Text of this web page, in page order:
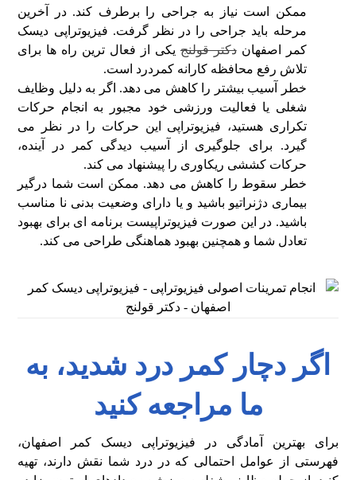
ممکن است نیاز به جراحی را برطرف کند. در آخرین
مرحله باید جراحی را در نظر گرفت. فیزیوتراپی دیسک
کمر اصفهاندکتر قولنجیکی از فعال ترین راه ها برای
تلاش رفع محافظه کارانه کمردرد است.
خطر آسیب بیشتر را کاهش می دهد. اگر به دلیل وظایف
شغلی یا فعالیت ورزشی خود مجبور به انجام حرکات
تکراری هستید، فیزیوتراپی این حرکات را در نظر می
گیرد. برای جلوگیری از آسیب دیدگی کمر در آینده،
حرکات کششی ریکاوری را پیشنهاد می کند.
خطر سقوط را کاهش می دهد. ممکن است شما درگیر
بیماری دژنراتیو باشید و یا دارای وضعیت بدنی نا مناسب
باشید. در این صورت فیزیوتراپیست برنامه ای برای بهبود
تعادل شما و همچنین بهبود هماهنگی طراحی می کند.
اگر دچار کمر درد شدید، به
ما مراجعه کنید
برای بهترین آمادگی در فیزیوتراپی دیسک کمر اصفهان،
فهرستی از عوامل احتمالی که در درد شما نقش دارند، تهیه